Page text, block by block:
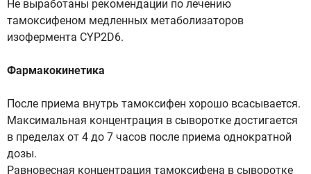
Не выработаны рекомендации по лечению
тамоксифеном медленных метаболизаторов
изофермента CYP2D6.
Фармакокинетика
После приема внутрь тамоксифен хорошо всасывается.
Максимальная концентрация в сыворотке достигается
в пределах от 4 до 7 часов после приема однократной
дозы.
Равновесная концентрация тамоксифена в сыворотке